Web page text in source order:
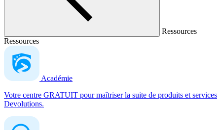
Ressources
Ressources
Académie
Votre centre GRATUIT pour maîtriser la suite de produits et services
Devolutions.